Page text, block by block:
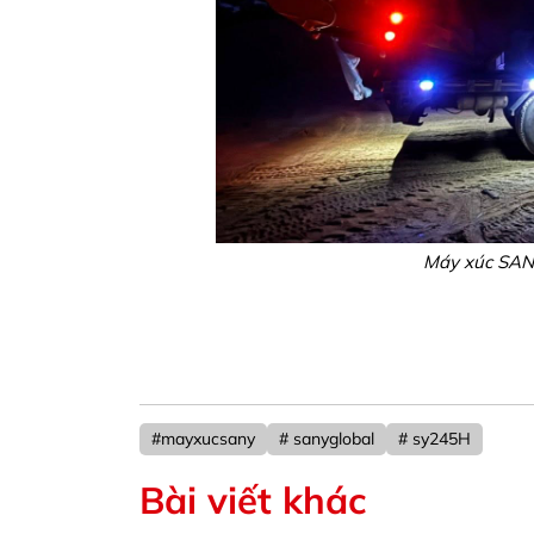
Máy xúc
#mayxucsany # sanyglobal # sy245H
Bài viết khác